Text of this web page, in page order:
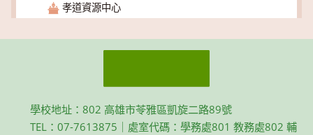
孝道資源中心
學校地址：802 高雄市苓雅區凱旋二路89號
TEL：07-7613875｜處室代碼：學務處801 教務處802 輔